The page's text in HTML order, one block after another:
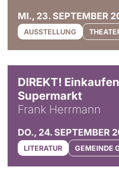
MI., 23. SEPTEMBER
AUSSTELLUNG
DIREKT!
Supermarkt
Frank Herrmann
DO., 24. SEPTEMBER
LITERATUR GEMEINDE